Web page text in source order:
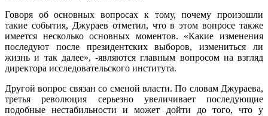
Говоря об основных вопросах к тому, почему произошли
такие события, Джураев отметил, что в этом вопросе также
имеется несколько основных моментов. «Какие изменения
последуют после президентских выборов, измениться ли
жизнь и так далее», -являются главным вопросом на взгляд
директора исследовательского института.
Другой вопрос связан со сменой власти. По словам Джураева,
третья революция серьезно увеличивает последующие
подобные нестабильности и может дойти до того, что у